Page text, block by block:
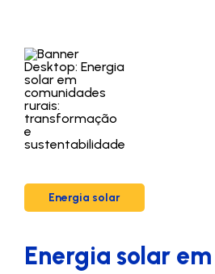
Energia solar
Energia solar